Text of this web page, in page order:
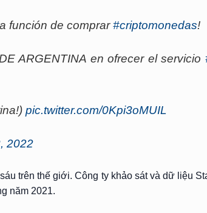
función de comprar#criptomonedas!
ARGENTINA en ofrecer el servicio
pic.twitter.com/0Kpi3oMUIL
2022
trên thế giới. Công ty khảo sát và dữ liệu
năm 2021.